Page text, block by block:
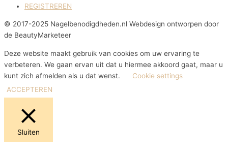
REGISTREREN
© 2017-2025 Nagelbenodigdheden.nl Webdesign ontworpen door
de BeautyMarketeer
Deze website maakt gebruik van cookies om uw ervaring te
verbeteren. We gaan ervan uit dat u hiermee akkoord gaat, maar u
kunt zich afmelden als u dat wenst.
Cookie settings
ACCEPTEREN
Sluiten